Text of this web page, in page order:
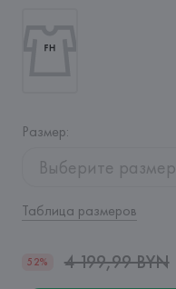
Размер:
Выберите размер
Таблица размеров
52% 4 199,99 BYN